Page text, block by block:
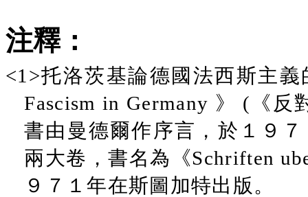
注釋：
<1>托洛茨基論德國法西斯主
Fascism in Germany 》
(《反
書由曼德爾作序言，於１９
兩大卷，書名為《Schriften
９７１年在斯圖加特出版。